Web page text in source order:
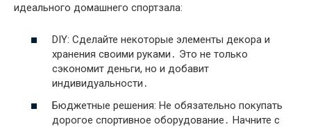
идеального домашнего спортзала:
DIY: Сделайте некоторые элементы декора и
хранения своими руками․ Это не только
сэкономит деньги, но и добавит
индивидуальности․
Бюджетные решения: Не обязательно покупать
дорогое спортивное оборудование․ Начните с